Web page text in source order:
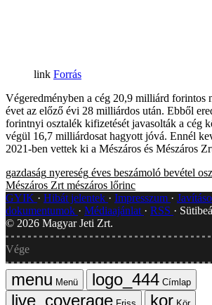
Forrás
Végeredményben a cég 20,9 milliárd forintos
évet az előző évi 28 milliárdos után. Ebből
forintnyi osztalék kifizetését javasolták a cég
végül 16,7 milliárdosat hagyott jóvá. Ennél
2021-ben vettek ki a Mészáros és Mészáros
gazdaság nyereség éves beszámoló bevétel
Mészáros Zrt mészáros lőrinc
GYIK
Hibát jelentek Impresszum
dokumentumok
Médiaajánlat RSS
© 2026 Magyar Jeti Zrt.
Vége
Menü
Címlap